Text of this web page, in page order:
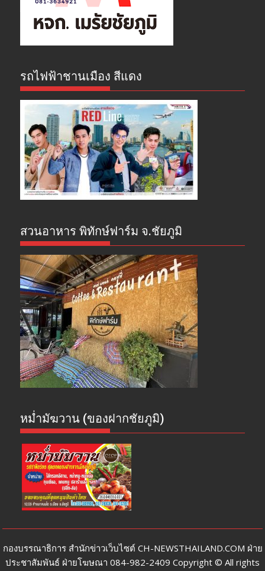
รถไฟฟ้าชานเมือง สีแดง
สวนอาหาร พิทักษ์ฟาร์ม จ.ชัยภูมิ
หม่ำมัฆวาน (ของฝากชัยภูมิ)
กองบรรณาธิการ สำนักข่าวเว็บไซต์ CH-NEWSTHAILAND.COM ฝ่าย
ประชาสัมพันธ์ ฝ่ายโฆษณา 084-982-2409 Copyright © All rights